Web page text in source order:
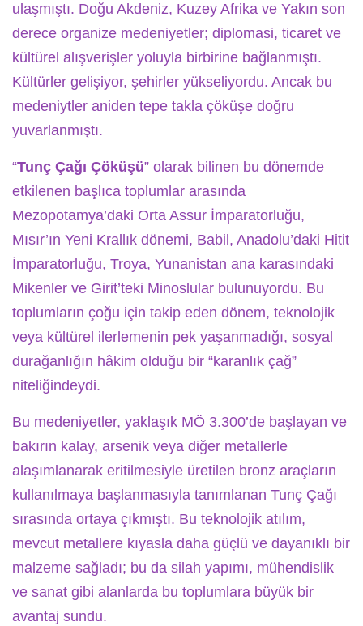
ulaşmıştı. Doğu Akdeniz, Kuzey Afrika ve Yakın son
derece organize medeniyetler; diplomasi, ticaret ve
kültürel alışverişler yoluyla birbirine bağlanmıştı.
Kültürler gelişiyor, şehirler yükseliyordu. Ancak bu
medeniytler aniden tepe takla çöküşe doğru
yuvarlanmıştı.
“Tunç Çağı Çöküşü” olarak bilinen bu dönemde
etkilenen başlıca toplumlar arasında
Mezopotamya’daki Orta Assur İmparatorluğu,
Mısır’ın Yeni Krallık dönemi, Babil, Anadolu’daki Hitit
İmparatorluğu, Troya, Yunanistan ana karasındaki
Mikenler ve Girit’teki Minoslular bulunuyordu. Bu
toplumların çoğu için takip eden dönem, teknolojik
veya kültürel ilerlemenin pek yaşanmadığı, sosyal
durağanlığın hâkim olduğu bir “karanlık çağ”
niteliğindeydi.
Bu medeniyetler, yaklaşık MÖ 3.300’de başlayan ve
bakırın kalay, arsenik veya diğer metallerle
alaşımlanarak eritilmesiyle üretilen bronz araçların
kullanılmaya başlanmasıyla tanımlanan Tunç Çağı
sırasında ortaya çıkmıştı. Bu teknolojik atılım,
mevcut metallere kıyasla daha güçlü ve dayanıklı bir
malzeme sağladı; bu da silah yapımı, mühendislik
ve sanat gibi alanlarda bu toplumlara büyük bir
avantaj sundu.